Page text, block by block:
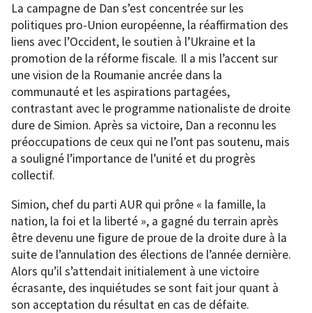
La campagne de Dan s’est concentrée sur les
politiques pro-Union européenne, la réaffirmation des
liens avec l’Occident, le soutien à l’Ukraine et la
promotion de la réforme fiscale. Il a mis l’accent sur
une vision de la Roumanie ancrée dans la
communauté et les aspirations partagées,
contrastant avec le programme nationaliste de droite
dure de Simion. Après sa victoire, Dan a reconnu les
préoccupations de ceux qui ne l’ont pas soutenu, mais
a souligné l’importance de l’unité et du progrès
collectif.
Simion, chef du parti AUR qui prône « la famille, la
nation, la foi et la liberté », a gagné du terrain après
être devenu une figure de proue de la droite dure à la
suite de l’annulation des élections de l’année dernière.
Alors qu’il s’attendait initialement à une victoire
écrasante, des inquiétudes se sont fait jour quant à
son acceptation du résultat en cas de défaite.